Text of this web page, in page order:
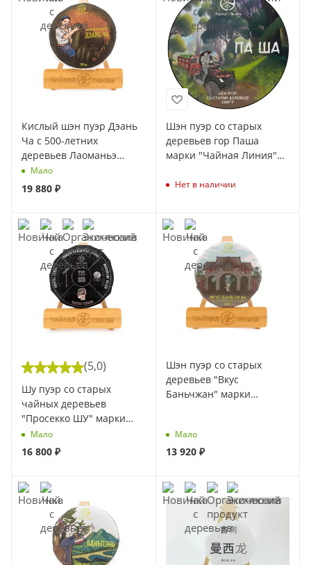
Кислый шэн пуэр Дэань
Ча с 500-летних
деревьев Лаоманьэ
марки "Чайная Линия"
200 г (Весна 2026)
Мало
19 880 ₽
Шэн пуэр со старых
деревьев гор Паша
марки "Чайная Линия"
Нет в наличии
(5,0)
Шу пуэр cо старых
чайных деревьев
"Просекко ШУ" марки
"Чайная Линия" 200 г (10
гр)
Мало
16 800 ₽
Шэн пуэр со старых
деревьев "Вкус
Баньчжан" марки
Мало
13 920₽